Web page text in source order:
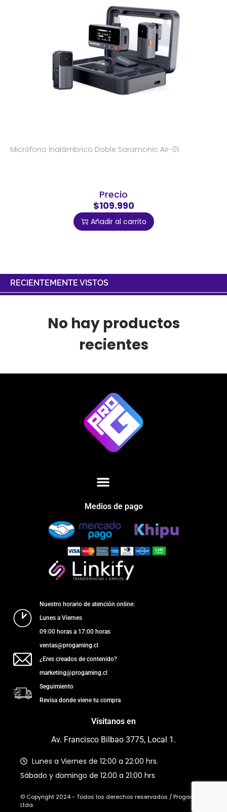
Micrófono Inalámbrico Doble Saramonic Air-01
Precio
$109.990
Añadir al carrito
RECIENTEMENTE VISTOS
No hay productos
recientes
Medios de pago
Nuestro horario de atención online:
Lunes a Viernes
09:00 horas a 17:00 horas
ventas@progaming.cl
¿Eres creados de contenido?
marketing@progaming.cl
Seguimiento
Revisa donde viene tu compra
Vísitanos en
Av. Francisco Bilbao 3775, Local 1.
Lunes a Viernes de 12:00 a 22:00 hrs.
Sábado y domingo de 12:00 a 21:00 hrs
© Copyright 2024 - Todos los derechos reservados / Progaming
Ltda.